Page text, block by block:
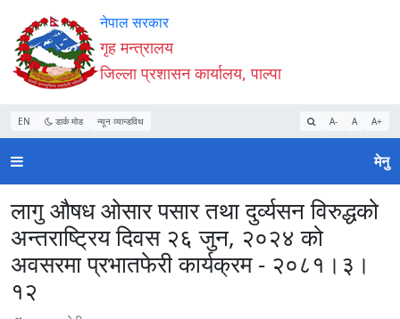
Accessibility
Mode
सुरु
गर्नुहोस्
सामाग्री
पढ्नुहाेस्
नेभिगेसन
पढ्नुहाेस्
वेबसाइट
खोजमा
जानुहोस्
नेपाल सरकार
गृह मन्त्रालय
जिल्ला प्रशासन कार्यालय, पाल्पा
EN डार्क मोड न्यून व्यान्डविथ A- A A+
मेनु
लागु औषध ओसार पसार तथा दुर्व्यसन विरुद्धको
अन्तराष्ट्रिय दिवस २६ जुन, २०२४ को
अवसरमा प्रभातफेरी कार्यक्रम - २०८१।३।
१२